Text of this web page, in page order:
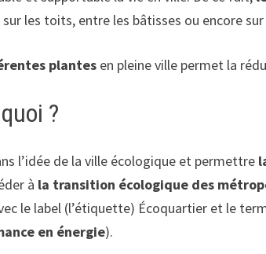
les toits, entre les bâtisses ou encore
plantes en pleine ville permet la
?
l’idée de la ville écologique et permettre
à la transition écologique des
le label (l’étiquette) Écoquartier et le
en énergie).